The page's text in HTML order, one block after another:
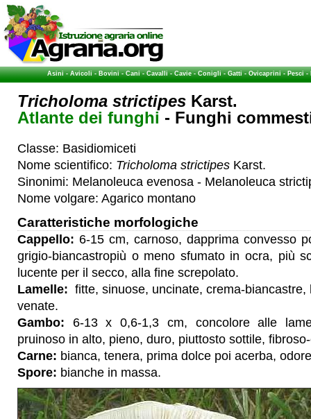
Asini-Avicoli-Bovini-Cani-Cavalli-Cavie-Conigli-Gatti-Ovicaprini-Pesci-
Tricholoma strictipes Karst.
Atlante dei funghi - Funghi
Classe: Basidiomiceti
Nome scientifico: Tricholoma strictipes Karst.
Sinonimi: Melanoleuca evenosa - Melanoleuca
Nome volgare: Agarico montano
Caratteristiche morfologiche
Cappello: 6-15 cm, carnoso, dapprima convesso
grigio-biancastropiù o meno sfumato in ocra, più
lucente per il secco, alla fine screpolato.
Lamelle: fitte, sinuose, uncinate, crema-
venate.
Gambo: 6-13 x 0,6-1,3 cm, concolore alle
pruinoso in alto, pieno, duro, piuttosto sottile,
Carne: bianca, tenera, prima dolce poi acerba,
Spore: bianche in massa.